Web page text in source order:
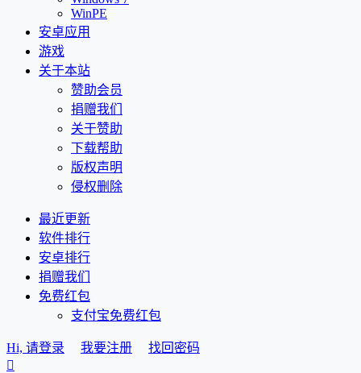
WinPE
安卓应用
游戏
关于本站
赞助会员
捐赠我们
关于赞助
下载帮助
版权声明
侵权删除
最近更新
软件排行
安卓排行
捐赠我们
免费红包
支付宝免费红包
Hi, 请登录 我要注册
找回密码
